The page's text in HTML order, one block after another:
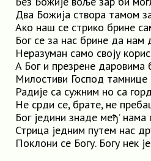
Два Божија створа тамом
Ако наш се стрико брине
Бог се за нас брине да нам
Неразуман само своју
A Бог и презрене даровима
Милостиви Господ тамнице
Радије са сужним но са
Нe срди се, брате, не
Бог једини знаде међ’ нама
Стрица једним путем нас
Поклони cе Богу. Богу нек